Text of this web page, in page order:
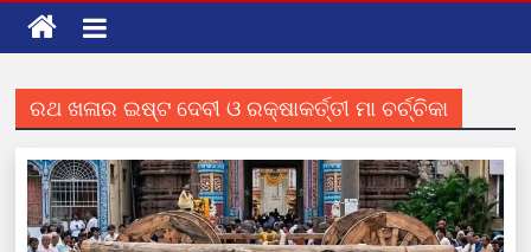
ରଥ ଖଳାର ଇଷ୍ଟ ଦେବୀ ଓ ରକ୍ଷାକର୍ତ୍ତୀ ମା ଚର୍ଚ୍ଚିକା